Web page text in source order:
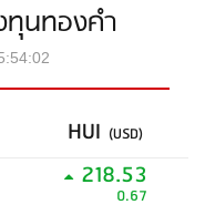
ทุนทองคำ
HUI (USD)
218.53
0.67